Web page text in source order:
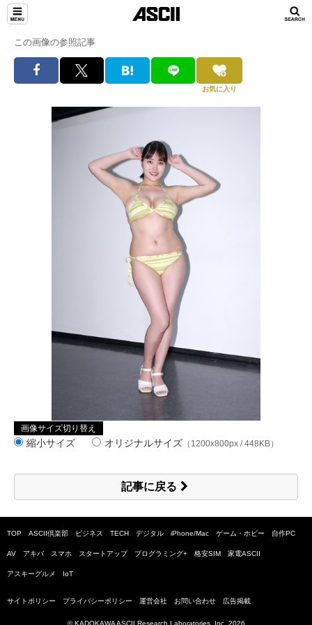
この画像の参照記事
お気に入り
画像サイズ切り替え
縮小サイズ オリジナルサイズ （1200x800px / 448KB）
記事に戻る
TOP ASCII倶楽部 ビジネス TECH デジタル iPhone/Mac ゲーム・ホビー 自作PC
AV アキバ スマホ スタートアップ プログラミング+ 格安SIM 家電ASCII
アスキーグルメ IoT
サイトポリシー プライバシーポリシー 運営会社 お問い合わせ 広告掲載
© KADOKAWA ASCII Research Laboratories, Inc. 2026